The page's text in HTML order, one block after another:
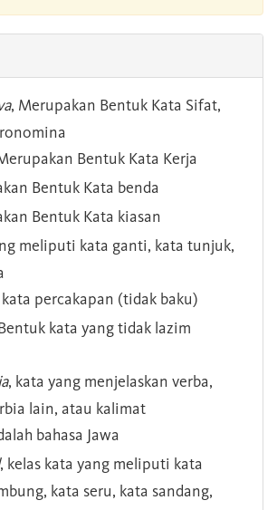
, Merupakan Bentuk Kata Sifat,
Bentuk Kata Kerja
Bentuk Kata benda
Bentuk Kata kiasan
meliputi kata ganti, kata tunjuk,
percakapan (tidak baku)
kata yang tidak lazim
, kata yang menjelaskan verba,
lain, atau kalimat
bahasa Jawa
, kelas kata yang meliputi kata
kata seru, kata sandang,